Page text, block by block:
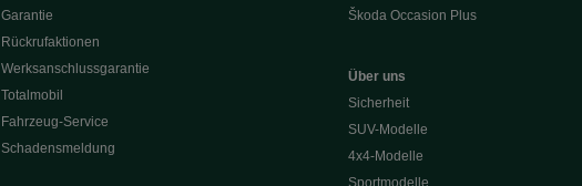
Garantie
Rückrufaktionen
Werksanschlussgarantie
Totalmobil
Fahrzeug-Service
Schadensmeldung
Škoda Occasion Plus
Über uns
Sicherheit
SUV-Modelle
4x4-Modelle
Sportmodelle